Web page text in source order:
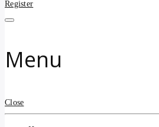
บ้าน ราคาถูก อ
รับจ้าง โพสอสัง
บริการ รับโพส ป
รับจ้างโพสอสัง
ขายบ้าน ขายที่ดิน เว็บประกาศ โพส โฆษณ
Register
Menu
Close